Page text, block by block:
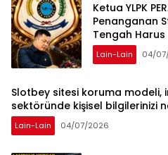
Ketua YLPK
Penanganan
Tengah
Bukan
Lain-Lain 04/
Slotbey sitesi koruma modeli,
sektöründe kişisel bilgilerinizi
Lain-Lain 04/07/2026